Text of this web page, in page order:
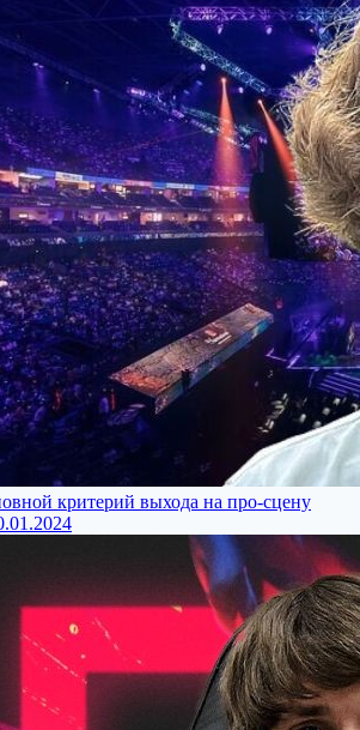
критерий выхода на про-сцену